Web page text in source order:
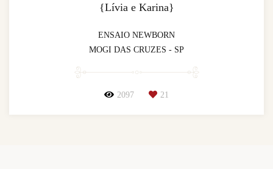
{Lívia e Karina}
ENSAIO NEWBORN
MOGI DAS CRUZES - SP
2097 21